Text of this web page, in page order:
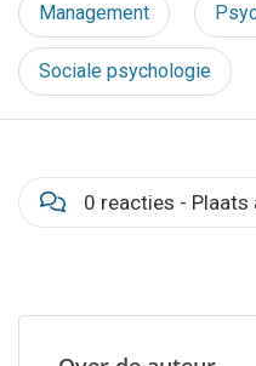
Management
Sociale psychologie
0 reacties - Plaats